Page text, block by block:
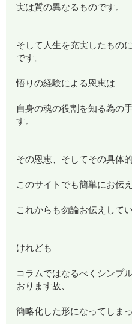
実は質の異なるものです。
そして人生を充実したもの
です。
悟りの経験による恩恵は
自身の魂の役割を知る為の
す。
その恩恵、そしてその具体
このサイトでも簡単にお伝
これからも勿論お伝えしてい
けれども
コラムではなるべくシンプ
おります故、
簡略化した形になってしま